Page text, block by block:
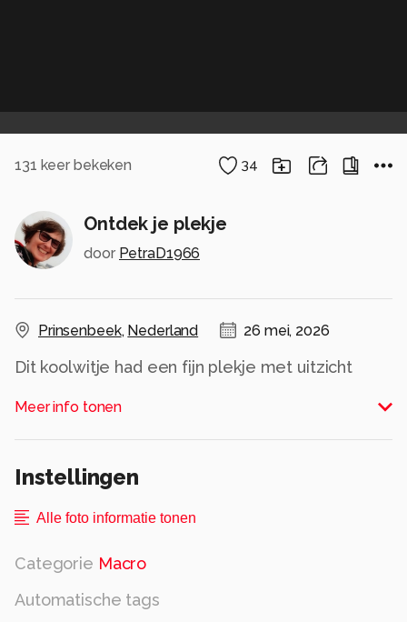
131 keer bekeken 34
Ontdek je plekje
door PetraD1966
Prinsenbeek, Nederland 26 mei, 2026
Dit koolwitje had een fijn plekje met uitzicht
Meer info tonen
Instellingen
Alle foto informatie tonen
Categorie Macro
Automatische tags